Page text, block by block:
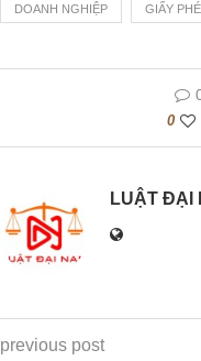
DOANH NGHIỆP GIẤY
0
LUẬT ĐẠI
previous post